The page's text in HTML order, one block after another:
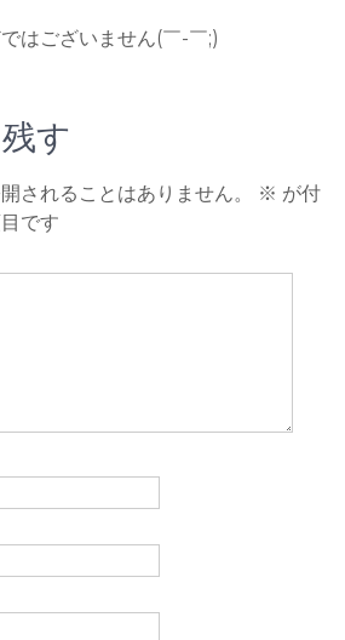
はございません(￣-￣;)
す
されることはありません。 ※ が付
です